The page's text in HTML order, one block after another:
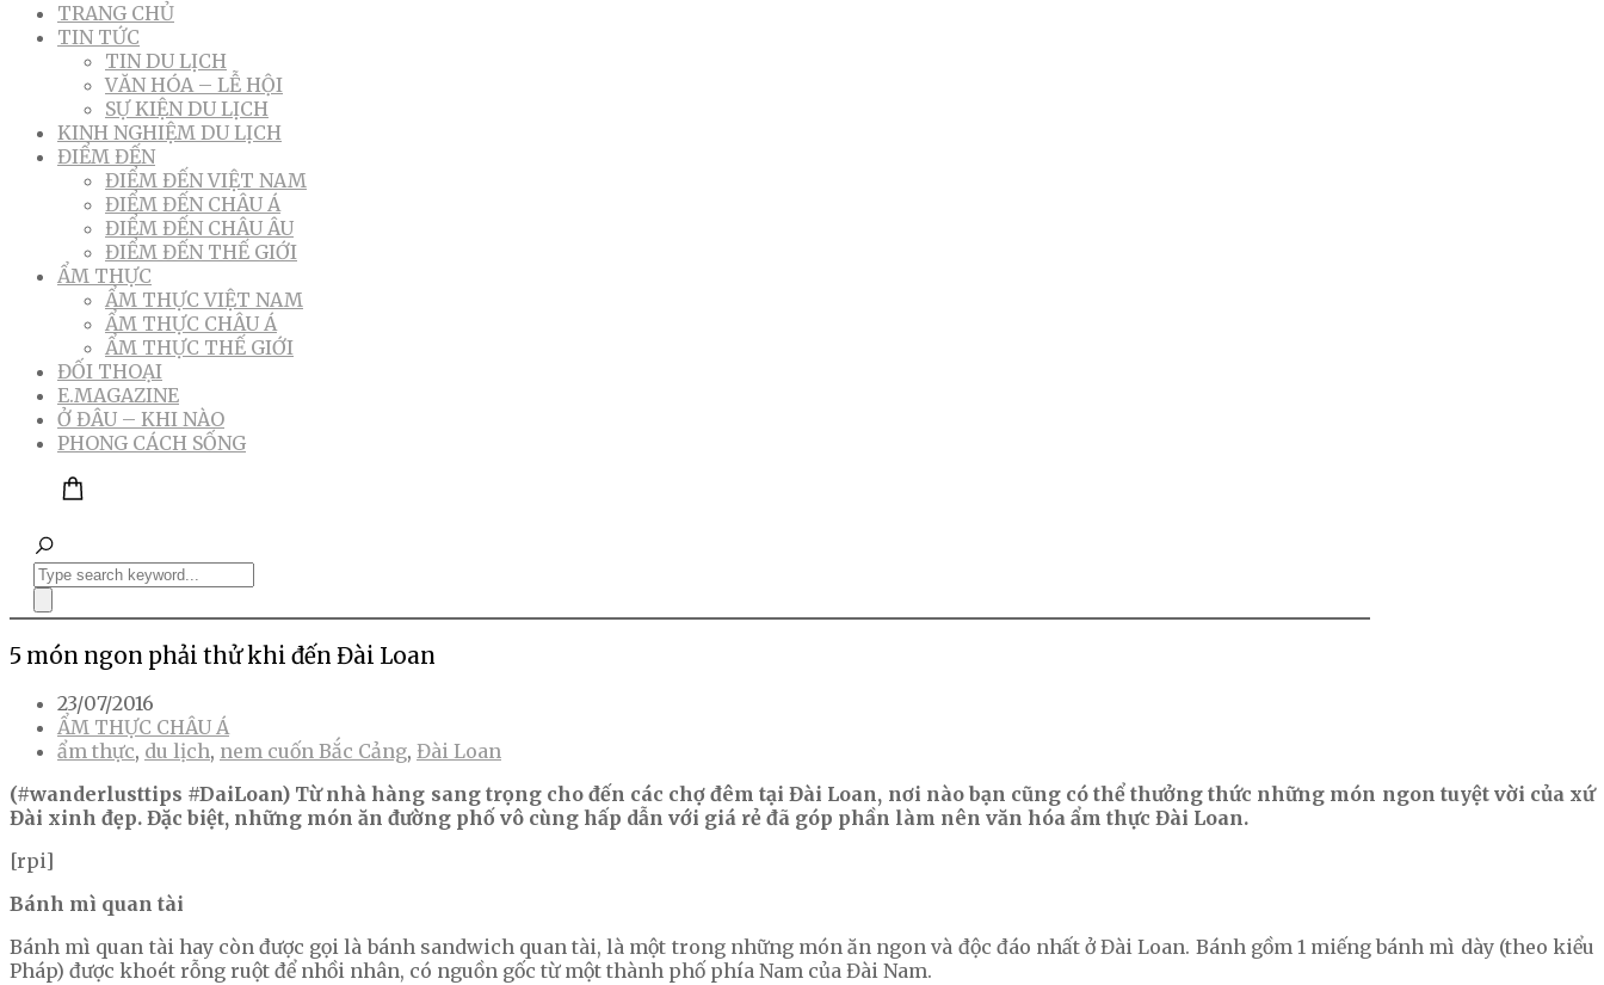
TRANG CHỦ
TIN TỨC
TIN DU LỊCH
VĂN HÓA – LỄ HỘI
SỰ KIỆN DU LỊCH
KINH NGHIỆM DU LỊCH
ĐIỂM ĐẾN
ĐIỂM ĐẾN VIỆT NAM
ĐIỂM ĐẾN CHÂU Á
ĐIỂM ĐẾN CHÂU ÂU
ĐIỂM ĐẾN THẾ GIỚI
ẨM THỰC
ẨM THỰC VIỆT NAM
ẨM THỰC CHÂU Á
ẨM THỰC THẾ GIỚI
ĐỐI THOẠI
E.MAGAZINE
Ở ĐÂU – KHI NÀO
PHONG CÁCH SỐNG
5 món ngon phải thử khi đến Đài Loan
23/07/2016
ẨM THỰC CHÂU Á
ẩm thực, du lịch, nem cuốn Bắc Cảng, Đài Loan
(#wanderlusttips #DaiLoan) Từ nhà hàng sang trọng cho đến các chợ đêm tại Đài Loan, nơi nào bạn cũng có thể thưởng thức những món ngon tuyệt vời của xứ
Đài xinh đẹp. Đặc biệt, những món ăn đường phố vô cùng hấp dẫn với giá rẻ đã góp phần làm nên văn hóa ẩm thực Đài Loan.
[rpi]
Bánh mì quan tài
Bánh mì quan tài hay còn được gọi là bánh sandwich quan tài, là một trong những món ăn ngon và độc đáo nhất ở Đài Loan. Bánh gồm 1 miếng bánh mì dày (theo kiểu
Pháp) được khoét rỗng ruột để nhồi nhân, có nguồn gốc từ một thành phố phía Nam của Đài Nam.